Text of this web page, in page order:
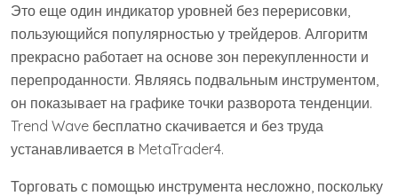
Это еще один индикатор уровней без перерисовки,
пользующийся популярностью у трейдеров. Алгоритм
прекрасно работает на основе зон перекупленности и
перепроданности. Являясь подвальным инструментом,
он показывает на графике точки разворота тенденции.
Trend Wave бесплатно скачивается и без труда
устанавливается в MetaTrader4.
Торговать с помощью инструмента несложно, поскольку